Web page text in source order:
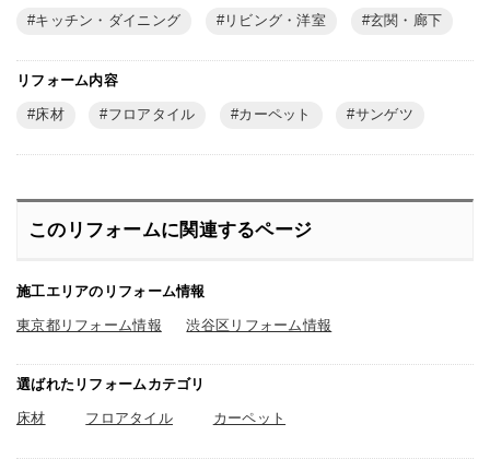
キッチン・ダイニング リビング・洋室 玄関・廊下
リフォーム内容
床材 フロアタイル カーペット サンゲツ
このリフォームに関連するページ
施工エリアのリフォーム情報
東京都リフォーム情報 渋谷区リフォーム情報
選ばれたリフォームカテゴリ
床材 フロアタイル カーペット